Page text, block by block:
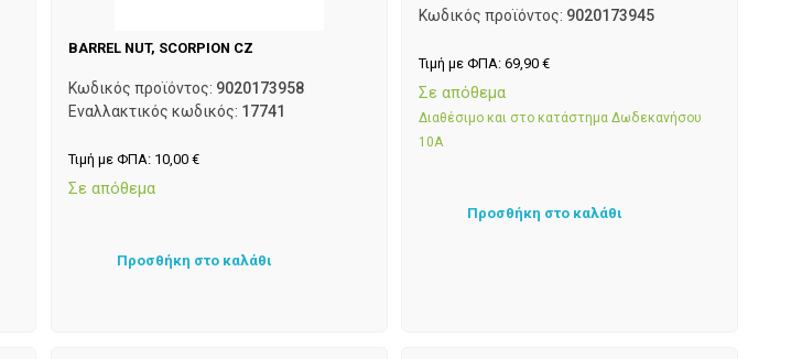
BARREL NUT, SCORPION CZ
Κωδικός προϊόντος: 9020173958
Εναλλακτικός κωδικός: 17741
Τιμή με ΦΠΑ: 10,00 €
Σε απόθεμα
Προσθήκη στο καλάθι
Κωδικός προϊόντος: 9020173945
Τιμή με ΦΠΑ:69,90€
Σε απόθεμα
Διαθέσιμο και στο κατάστημα Δωδεκανήσου
10Α
Προσθήκη στο καλάθι